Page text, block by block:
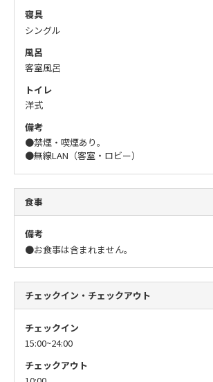
寝具
シングル
風呂
客室風呂
トイレ
洋式
備考
●禁煙・喫煙あり。
●無線LAN（客室・ロビー）
食事
備考
●お食事は含まれません。
チェックイン・チェックアウト
チェックイン
15:00~24:00
チェックアウト